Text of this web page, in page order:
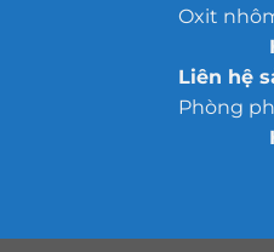
Oxit
Liên hệ
Phòng